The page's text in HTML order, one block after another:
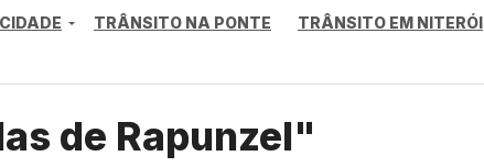
TRÂNSITO NA PONTE TRÂNSITO EM NITERÓI
de Rapunzel"